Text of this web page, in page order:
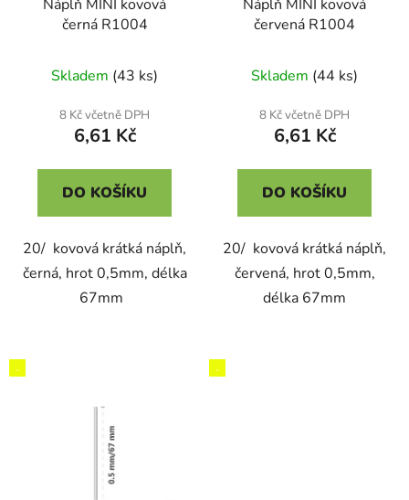
Náplň MINI kovová
černá R1004
Skladem (43 ks)
8 Kč včetně DPH
6,61 Kč
DO KOŠÍKU
20/ kovová krátká náplň,
černá, hrot 0,5mm, délka
67mm
Náplň MINI kovová
červená R1004
Skladem (44 ks)
8 Kč včetně DPH
6,61 Kč
DO KOŠÍKU
20/ kovová krátká náplň,
červená, hrot 0,5mm,
délka 67mm
, ,